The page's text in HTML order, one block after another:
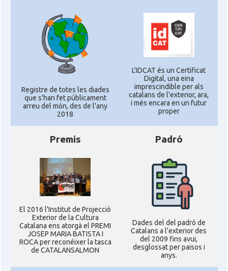
Registre de totes les diades
que s'han fet públicament
arreu del món, des de l'any
2018
L'IDCAT és un Certificat
Digital, una eina
imprescindible per als
catalans de l'exterior, ara,
i més encara en un futur
proper
Premis
El 2016 l'Institut de Projecció
Exterior de la Cultura
Catalana ens atorgà el PREMI
JOSEP MARIA BATISTA I
ROCA per reconéixer la tasca
de CATALANSALMON
Padró
Dades del del padró de
Catalans a l'exterior des
del 2009 fins avui,
desglossat per paisos i
anys.